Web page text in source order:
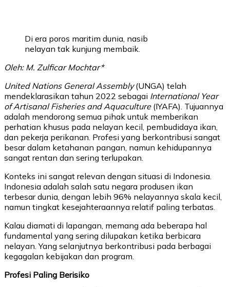
Di era poros maritim dunia, nasib
nelayan tak kunjung membaik.
Oleh: M. Zulficar Mochtar*
United Nations General Assembly(UNGA) telah
mendeklarasikan tahun 2022 sebagai International Year
of Artisanal Fisheries and Aquaculture(IYAFA). Tujuannya
adalah mendorong semua pihak untuk memberikan
perhatian khusus pada nelayan kecil, pembudidaya ikan,
dan pekerja perikanan. Profesi yang berkontribusi sangat
besar dalam ketahanan pangan, namun kehidupannya
sangat rentan dan sering terlupakan.
Konteks ini sangat relevan dengan situasi di Indonesia.
Indonesia adalah salah satu negara produsen ikan
terbesar dunia, dengan lebih 96% nelayannya skala kecil,
namun tingkat kesejahteraannya relatif paling terbatas.
Kalau diamati di lapangan, memang ada beberapa hal
fundamental yang sering dilupakan ketika berbicara
nelayan. Yang selanjutnya berkontribusi pada berbagai
kegagalan kebijakan dan program.
Profesi Paling Berisiko